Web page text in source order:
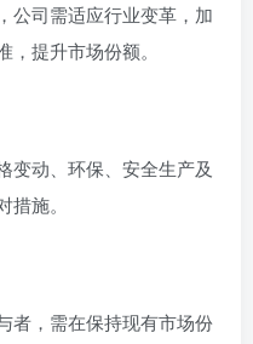
公司需适应行业变革，加
提升市场份额。
变动、环保、安全生产及
施。
者，需在保持现有市场份